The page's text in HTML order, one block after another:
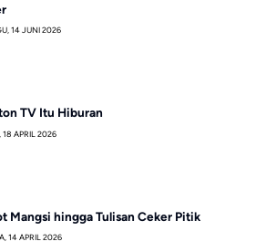
14 JUNI 2026
TV Itu Hiburan
18 APRIL 2026
Mangsi hingga Tulisan Ceker Pitik
14 APRIL 2026